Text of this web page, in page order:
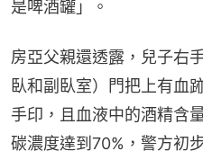
是啤酒罐」。
房亞父親還透露，兒子右
臥和副臥室）門把上有血
手印，且血液中的酒精含
碳濃度達到70%，警方初